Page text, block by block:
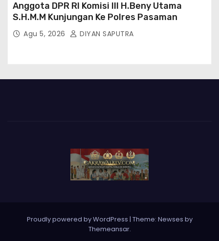
Anggota DPR RI Komisi III H.Beny Utama
S.H.M.M Kunjungan Ke Polres Pasaman
Agu 5, 2026 DIYAN SAPUTRA
Proudly powered by WordPress | Theme: Newses by
Themeansar.